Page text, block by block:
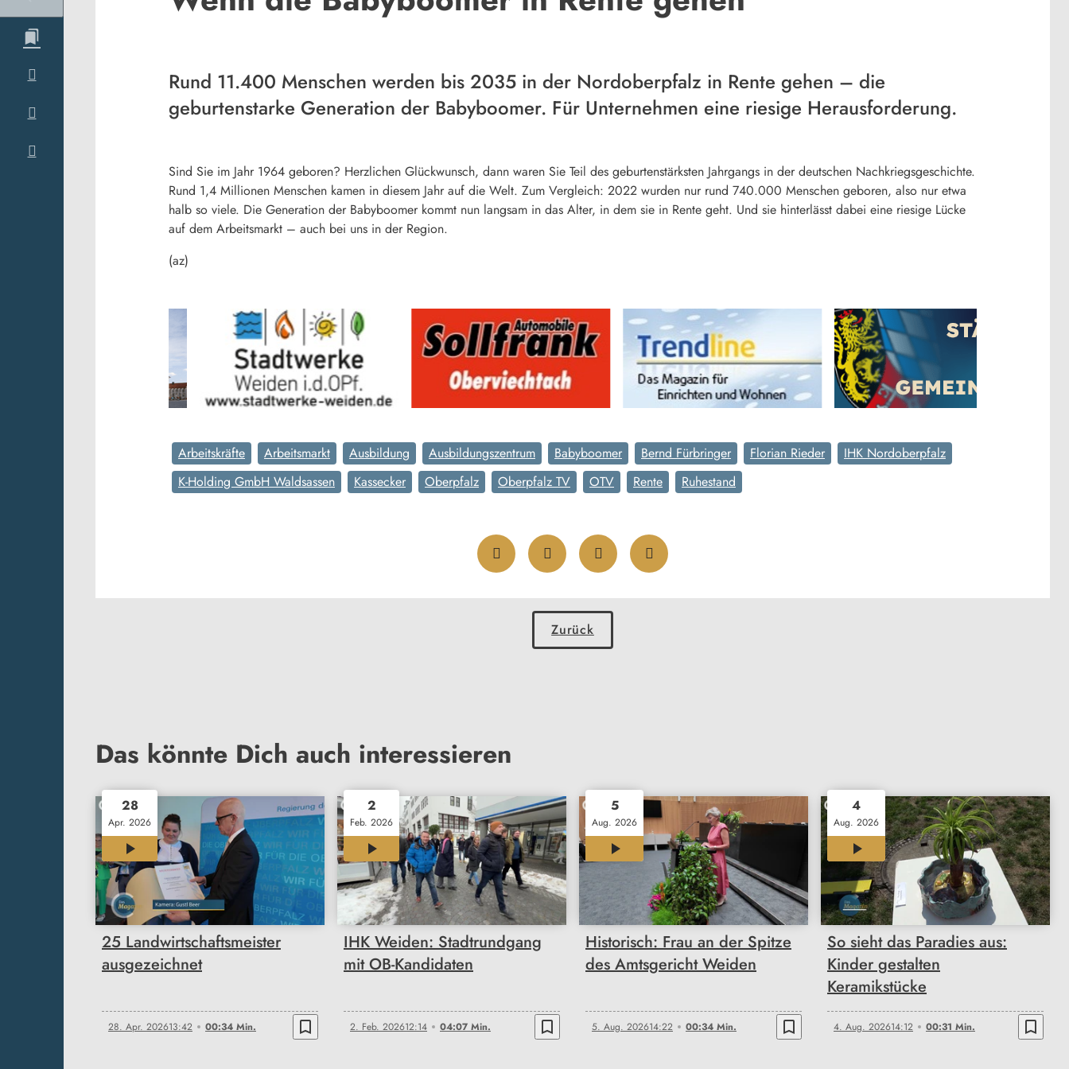
Rund 11.400 Menschen werden bis 2035 in der Nordoberpfalz in Rente gehen – die
geburtenstarke Generation der Babyboomer. Für Unternehmen eine riesige Herausforderung.
Sind Sie im Jahr 1964 geboren? Herzlichen Glückwunsch, dann waren Sie Teil des geburtenstärksten Jahrgangs in der deutschen Nachkriegsgeschichte.
Rund 1,4 Millionen Menschen kamen in diesem Jahr auf die Welt. Zum Vergleich: 2022 wurden nur rund 740.000 Menschen geboren, also nur etwa
halb so viele. Die Generation der Babyboomer kommt nun langsam in das Alter, in dem sie in Rente geht. Und sie hinterlässt dabei eine riesige Lücke
auf dem Arbeitsmarkt – auch bei uns in der Region.
(az)
Arbeitskräfte Arbeitsmarkt Ausbildung Ausbildungszentrum Babyboomer Bernd Fürbringer Florian Rieder
IHK Nordoberpfalz
K-Holding GmbH Waldsassen
Kassecker Oberpfalz Oberpfalz TV OTV Rente Ruhestand
Zurück
Das könnte Dich auch interessieren
28
Apr. 2026
00:34
25 Landwirtschaftsmeister
ausgezeichnet
28. Apr. 202613:42 00:34 Min. bookmark_border
2
Feb. 2026
04:07
IHK Weiden: Stadtrundgang
mit OB-Kandidaten
2. Feb. 202612:14 04:07 Min. bookmark_border
5
Aug. 2026
00:34
Historisch: Frau an der Spitze
des Amtsgericht Weiden
5. Aug. 202614:22 00:34 Min. bookmark_border
4
Aug. 2026
00:31
So sieht das Paradies aus:
Kinder gestalten
Keramikstücke
4. Aug. 202614:12 00:31 Min. bookmark_border